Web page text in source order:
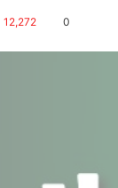
0
12,272